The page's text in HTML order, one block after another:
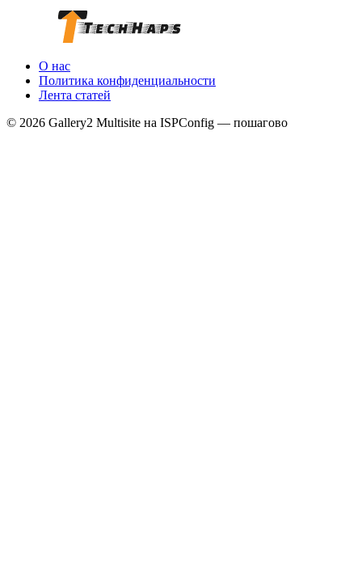
О нас
Политика конфиденциальности
Лента статей
© 2026 Gallery2 Multisite на ISPConfig — пошагово